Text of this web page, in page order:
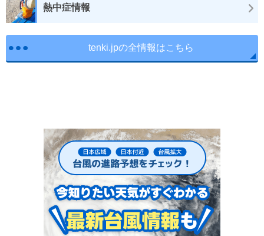
熱中症情報
tenki.jpの全情報はこちら